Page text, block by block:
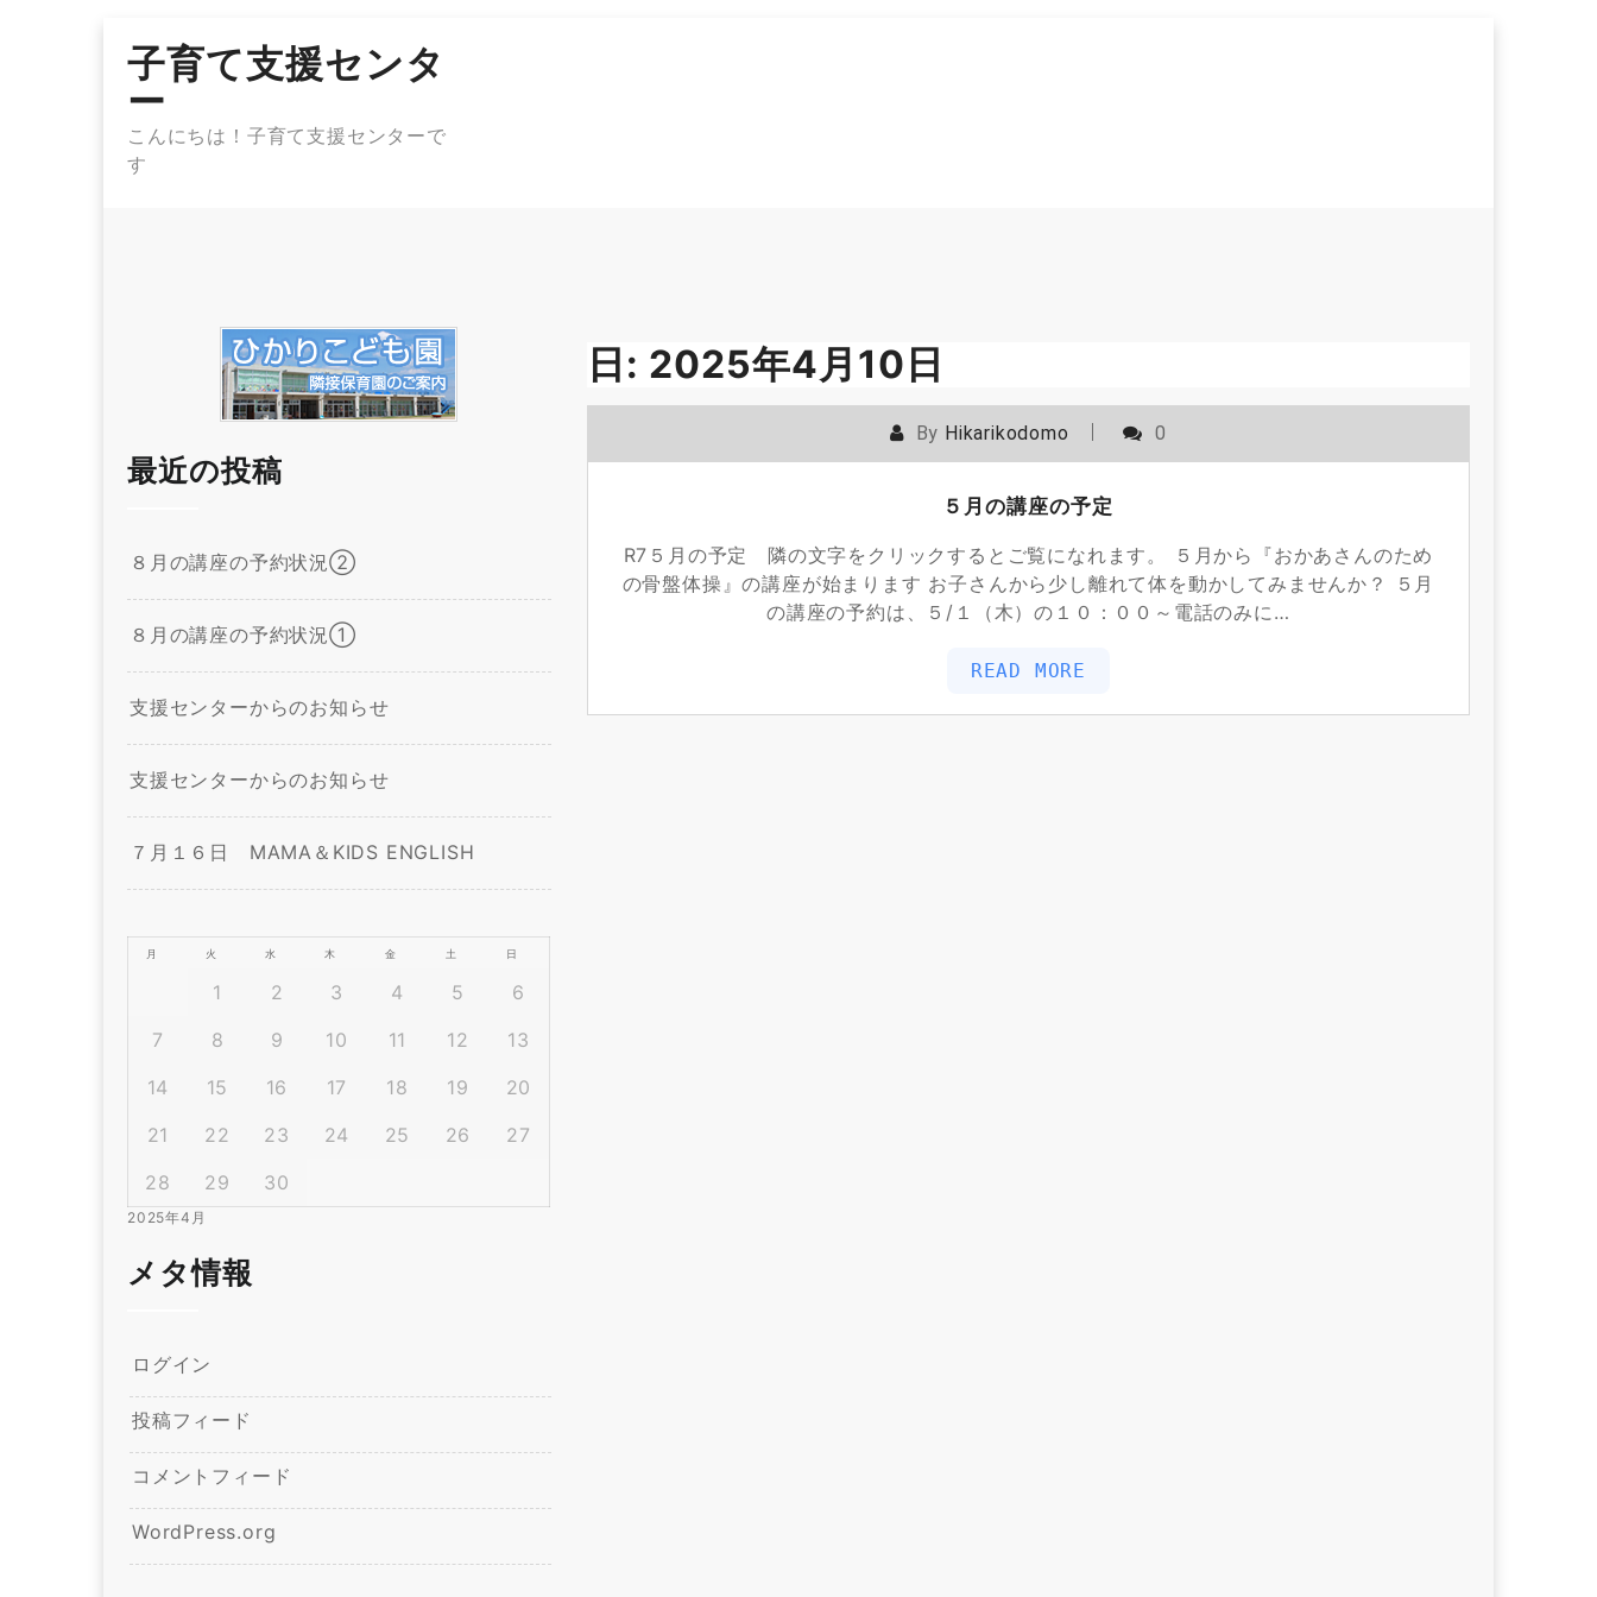
content
子育て支援センタ
ー
こんにちは！子育て支援センターで
す
日: 2025年4月10日
By Hikarikodomo 0
５月の講座の予定
R7５月の予定 隣の文字をクリックするとご覧になれます。 ５月から『おかあさんのため
の骨盤体操』の講座が始まります お子さんから少し離れて体を動かしてみませんか？ ５月
の講座の予約は、５/１（木）の１０：００～電話のみに…
READ MORE
最近の投稿
８月の講座の予約状況②
８月の講座の予約状況①
支援センターからのお知らせ
支援センターからのお知らせ
７月１６日 MAMA＆KIDS ENGLISH
2025年4月
月 火 水 木 金 土 日
1 2 3 4 5
6
7
8 9 10 11 12
13
14
15 16 17 18 19
20
21
22 23 24 25 26
27
28
29 30
メタ情報
ログイン
投稿フィード
コメントフィード
WordPress.org